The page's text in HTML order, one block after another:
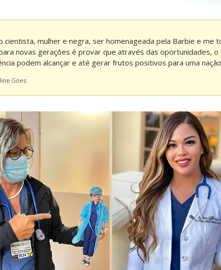
cientista, mulher e negra, ser homenageada pela Barbie e me
novas gerações é provar que através das oportunidades,
podem alcançar e até gerar frutos positivos para uma nação
Goes